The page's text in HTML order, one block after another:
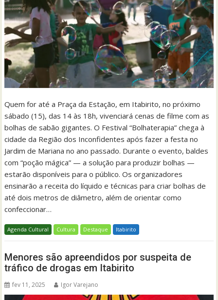
Quem for até a Praça da Estação, em Itabirito, no próximo
sábado (15), das 14 às 18h, vivenciará cenas de filme com as
bolhas de sabão gigantes. O Festival “Bolhaterapia” chega à
cidade da Região dos Inconfidentes após fazer a festa no
Jardim de Mariana no ano passado. Durante o evento, baldes
com “poção mágica” — a solução para produzir bolhas —
estarão disponíveis para o público. Os organizadores
ensinarão a receita do líquido e técnicas para criar bolhas de
até dois metros de diâmetro, além de orientar como
confeccionar…
Agenda Cultural Cultura Destaque Itabirito
Menores são apreendidos por suspeita de
tráfico de drogas em Itabirito
fev 11, 2025 Igor Varejano